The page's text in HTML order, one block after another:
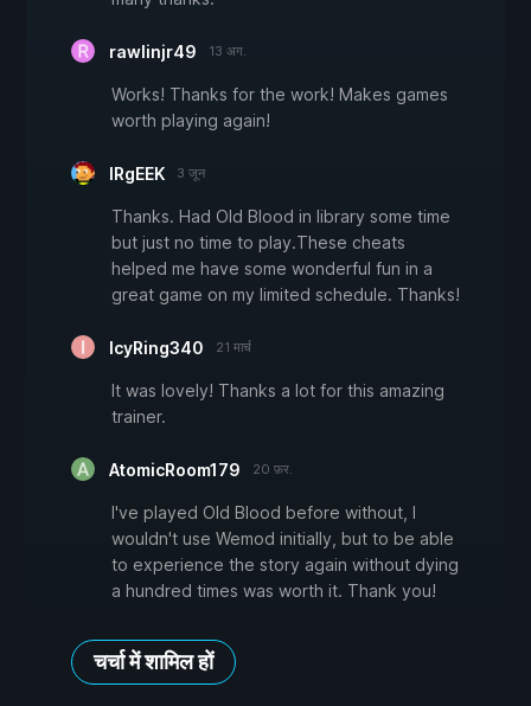
rawlinjr49 13 अग.
Works! Thanks for the work! Makes games
worth playing again!
IRgEEK 3 जून
Thanks. Had Old Blood in library some time
but just no time to play.These cheats
helped me have some wonderful fun in a
great game on my limited schedule. Thanks!
IcyRing340 21 मार्च
It was lovely! Thanks a lot for this amazing
trainer.
AtomicRoom179 20 फ़र.
I've played Old Blood before without, I
wouldn't use Wemod initially, but to be able
to experience the story again without dying
a hundred times was worth it. Thank you!
चर्चा में शामिल हों